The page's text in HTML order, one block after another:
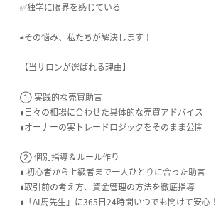
✅独学に限界を感じている
⇨その悩み、私たちが解決します！
【当サロンが選ばれる理由】
① 実践的な売買助言
♦日々の相場に合わせた具体的な売買アドバイス
♦オーナーの実トレードロジックをそのまま公開
② 個別指導＆ルール作り
♦ 初心者から上級者まで一人ひとりに合った助言
♦取引前の考え方、資金管理の方法を徹底指導
♦「AI馬先生」に365日24時間いつでも聞けて安心！